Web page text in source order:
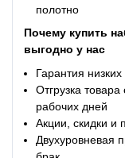
полотно
Почему купить
выгодно у нас
Гарантия
Отгрузка
рабочих дней
Акции, скидки и
Двухуровневая